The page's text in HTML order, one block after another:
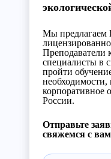
Мы предлагаем
Преподаватели
специалисты в
пройти
корпоративное
России.
Отправьте
свяжемся с